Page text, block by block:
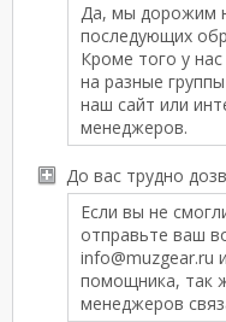
Да, мы дорожим
последующих
Кроме того у
на разные
наш сайт или
менеджеров.
До вас трудно
Если вы не
отправьте ваш
info@muzgear.ru
помощника, так
менеджеров